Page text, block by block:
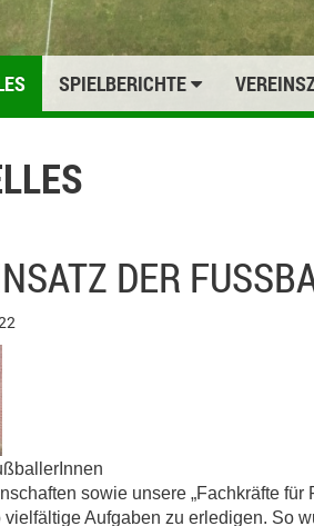
SPIELBERICHTE
DER
sowie unsere „Fachkräfte
vielfältige Aufgaben zu erledigen. So